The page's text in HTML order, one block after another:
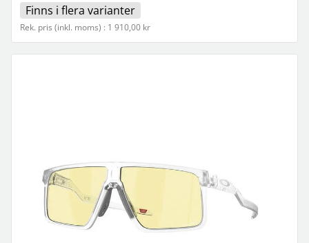
Finns i flera varianter
Rek. pris (inkl. moms) : 1 910,00 kr